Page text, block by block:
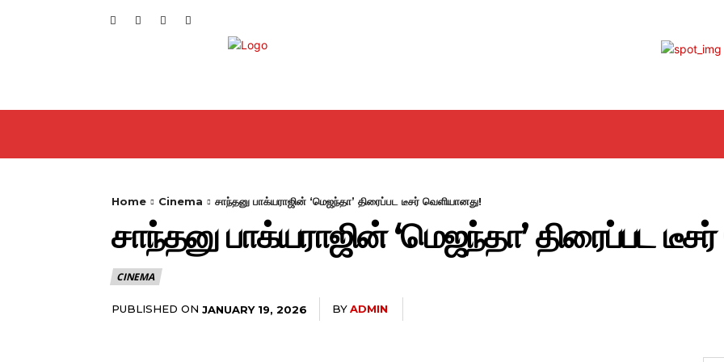
Home Cinema சாந்தனு பாக்யராஜின் ‘மெஜந்தா’ திரைப்பட டீசர் வெளியானது!
சாந்தனு பாக்யராஜின் ‘மெஜந்தா’ திரைப்பட
CINEMA
PUBLISHED ON JANUARY 19, 2026 BYADMIN